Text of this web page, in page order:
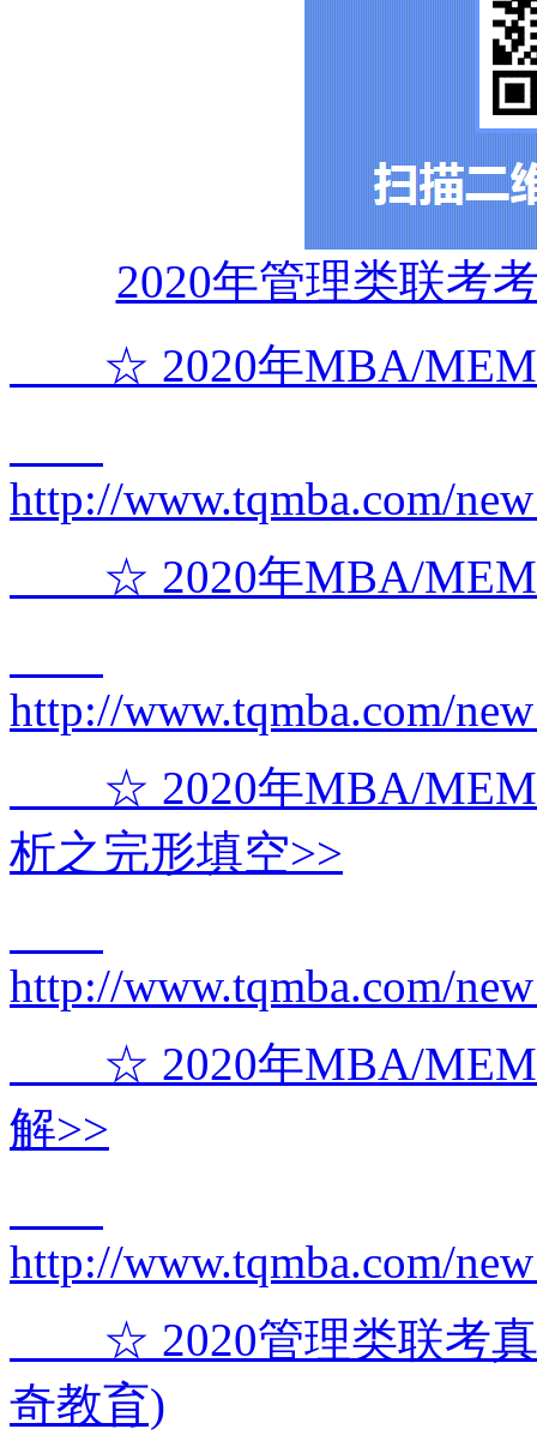
2020年管理类联考
☆ 2020年MBA/MEM
http://www.tqmba.com/
☆ 2020年MBA/MEM
http://www.tqmba.com/
☆ 2020年MBA/MEM
析之完形填空>>
http://www.tqmba.com/
☆ 2020年MBA/MEM
解>>
http://www.tqmba.com/
☆ 2020管理类联考真
奇教育)